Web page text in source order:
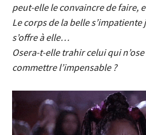
peut-elle le convaincre de faire,
Le corps de la belle
s’offre à elle…
Osera-t-elle trahir celui qui
commettre l’impensable ?